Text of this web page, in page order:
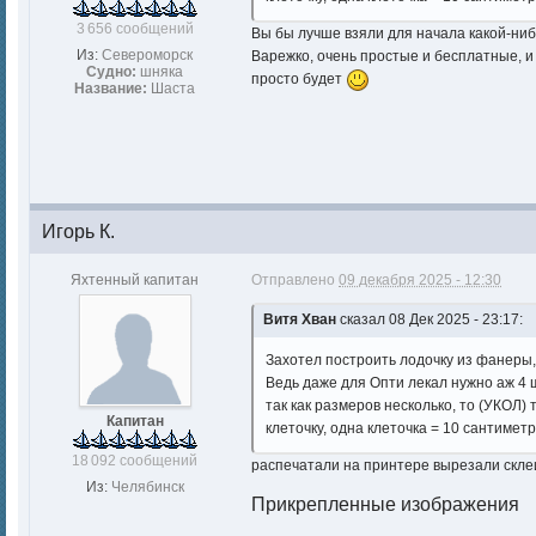
3 656 сообщений
Из: Североморск
Судно: шняка
Название: Шаста
Вы бы лучше взяли для начала какой-
Варежко, очень простые и бесплатные,
просто будет
Игорь К.
Яхтенный капитан
Капитан
18 092 сообщений
Из: Челябинск
Отправлено 09 декабря 2025 - 12:30
Витя Хван сказал 08 Дек 2025 - 23:17:
Захотел построить лодочку из
Ведь даже для Опти лекал нужно аж 4
так как размеров несколько, то
клеточку, одна клеточка = 10
распечатали на принтере вырезали
Прикрепленные изображения